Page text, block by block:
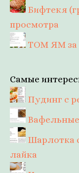
Бифтекя
просмотра
ТОМ ЯМ за
Самые
Пудинг с
Шарлотка
лайка